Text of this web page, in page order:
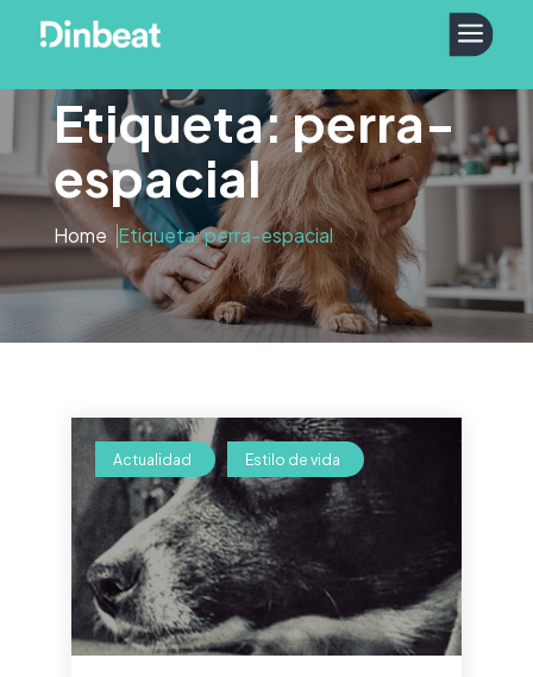
a
Etiqueta: perra-
espacial
Home Etiqueta: perra-espacial
Actualidad Estilo de vida